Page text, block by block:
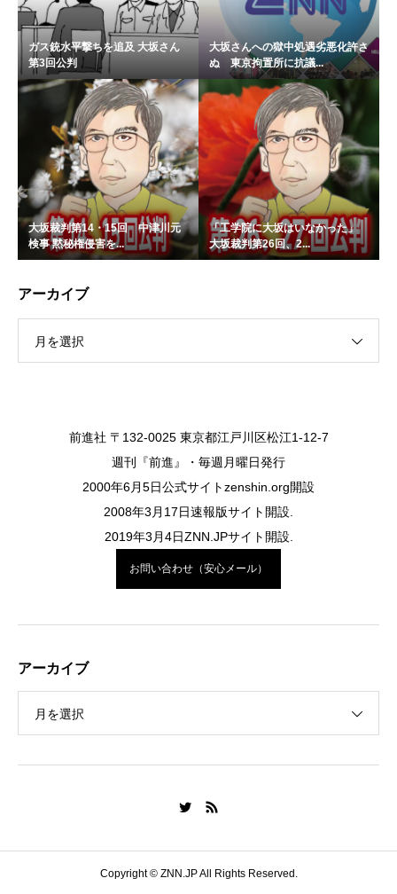
ガス銃水平撃ちを追及 大坂さん
第3回公判
大坂さんへの獄中処遇劣悪化許さ
ぬ 東京拘置所に抗議...
大坂裁判第14・15回 中津川元
検事 黙秘権侵害を...
「工学院に大坂はいなかった」
大坂裁判第26回、2...
アーカイブ
月を選択
前進社 〒132-0025 東京都江戸川区松江1-12-7
週刊『前進』・毎週月曜日発行
2000年6月5日公式サイトzenshin.org開設
2008年3月17日速報版サイト開設.
2019年3月4日ZNN.JPサイト開設.
お問い合わせ（安心メール）
アーカイブ
月を選択
Copyright © ZNN.JP All Rights Reserved.